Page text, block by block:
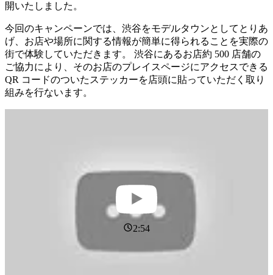
開いたしました。
今回のキャンペーンでは、渋谷をモデルタウンとしてとりあ
げ、お店や場所に関する情報が簡単に得られることを実際の
街で体験していただきます。 渋谷にあるお店約 500 店舗の
ご協力により、そのお店のプレイスページにアクセスできる
QR コードのついたステッカーを店頭に貼っていただく取り
組みを行ないます。
2:54